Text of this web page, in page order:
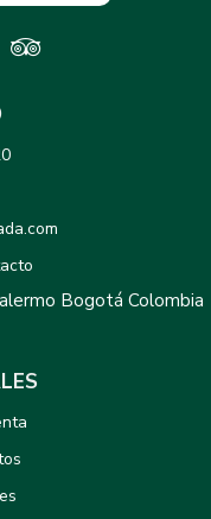
Bogotá Colombia